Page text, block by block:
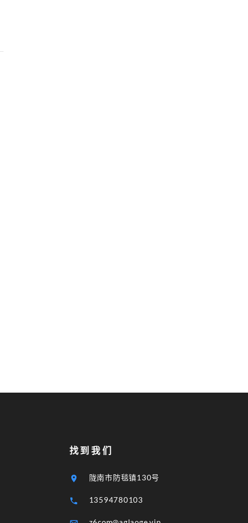
找到我们
陇南市防毯镇130号
13594780103